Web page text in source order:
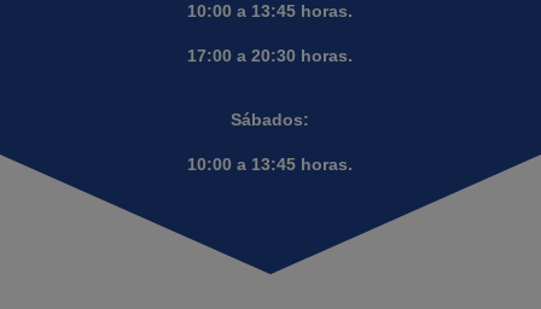
10:00 a 13:45 horas.
17:00 a 20:30 horas.
Sábados:
10:00 a 13:45 horas.